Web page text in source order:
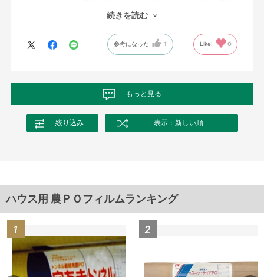
のおけるダイヤスターを選んで良かったです。
続きを読む
参考になった 1 Like! 0
もっと見る
絞り込み 表示：新しい順
ハウス用 農ＰＯフィルムランキング